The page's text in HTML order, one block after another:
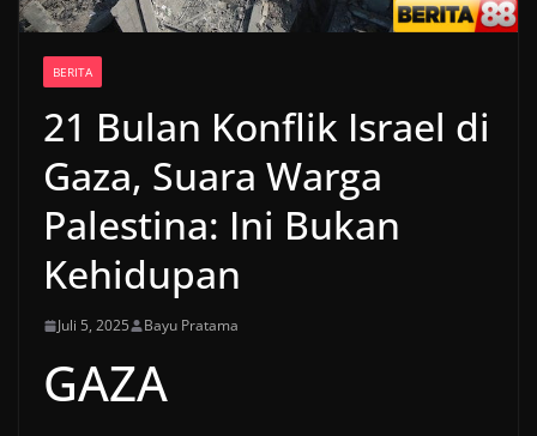
BERITA
21 Bulan Konflik Israel di
Gaza, Suara Warga
Palestina: Ini Bukan
Kehidupan
Juli 5, 2025 Bayu Pratama
GAZA